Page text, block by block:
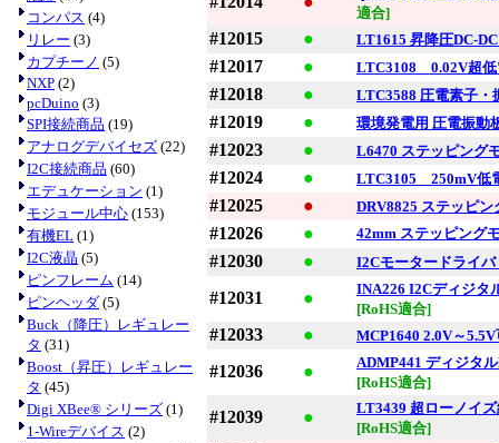
コンパス (4)
リレー (3)
カプチーノ (5)
NXP (2)
pcDuino (3)
SPI接続商品 (19)
アナログデバイセズ (22)
I2C接続商品 (60)
エデュケーション (1)
モジュール中心 (153)
有機EL (1)
I2C液晶 (5)
ピンフレーム (14)
ピンヘッダ (5)
Buck（降圧）レギュレー
タ (31)
Boost（昇圧）レギュレー
タ (45)
Digi XBee® シリーズ (1)
1-Wireデバイス (2)
適合]
#12015 ● LT1615 昇降圧DC-
#12017 ● LTC3108 0.02V超低
#12018 ● LTC3588 圧電素子・
#12019 ● 環境発電用 圧電振
#12023 ● L6470 ステッピング
#12024 ● LTC3105 250mV低
#12025 ● DRV8825 ステッピ
#12026 ● 42mm ステッピング
#12030 ● I2Cモータードライ
#12031 ●
INA226 I2Cディジタ
[RoHS適合]
#12033 ● MCP1640 2.0V～
#12036 ●
ADMP441 ディジタ
[RoHS適合]
#12039 ●
LT3439 超ローノイ
[RoHS適合]